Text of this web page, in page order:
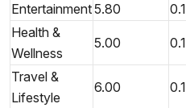
Entertainment5.80
Health &
Wellness
5.00
Travel &
Lifestyle
6.00